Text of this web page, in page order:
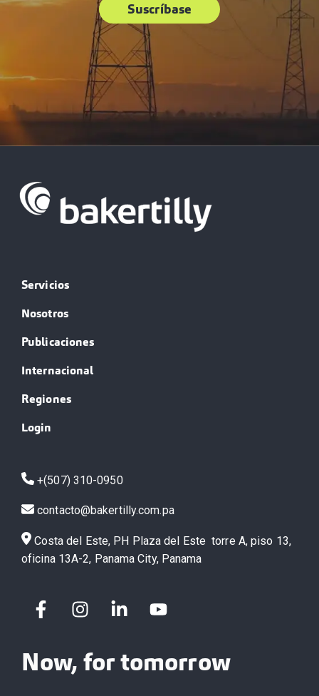
Suscríbase
Servicios
Nosotros
Publicaciones
Internacional
Regiones
Login
+(507) 310-0950
contacto@bakertilly.com.pa
Costa del Este, PH Plaza del Este torre A, piso 13,
oficina 13A-2, Panama City, Panama
Now, for tomorrow